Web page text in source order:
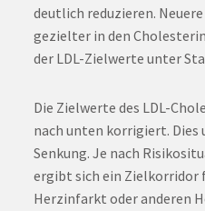
deutlich reduzieren.
gezielter in den
der LDL-Zielwerte unter
Die Zielwerte des LDL-
nach unten korrigiert.
Senkung. Je nach
ergibt sich ein Zielkorridor
Herzinfarkt oder anderen